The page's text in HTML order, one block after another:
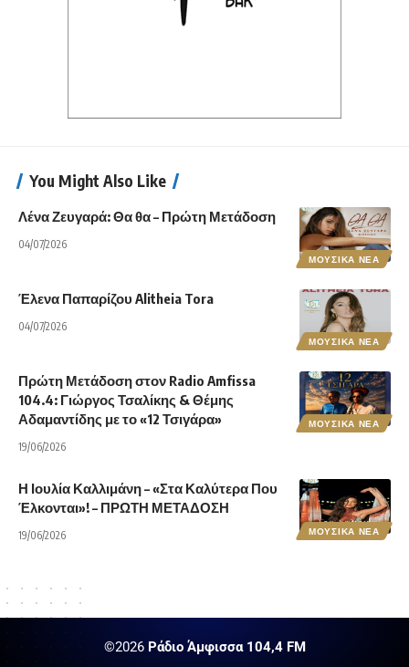
You Might Also Like
ΜΟΥΣΙΚΑ ΝΕΑ
Λένα Ζευγαρά: Θα θα – Πρώτη Μετάδοση
04/07/2026
ΜΟΥΣΙΚΑ ΝΕΑ
Έλενα Παπαρίζου Alitheia Tora
04/07/2026
ΜΟΥΣΙΚΑ ΝΕΑ
Πρώτη Μετάδοση στον Radio Amfissa
104.4: Γιώργος Τσαλίκης & Θέμης
Αδαμαντίδης με το «12 Τσιγάρα»
19/06/2026
ΜΟΥΣΙΚΑ ΝΕΑ
Η Ιουλία Καλλιμάνη – «Στα Καλύτερα Που
Έλκονται»! – ΠΡΩΤΗ ΜΕΤΑΔΟΣΗ
19/06/2026
©2026Ράδιο Άμφισσα 104,4 FM